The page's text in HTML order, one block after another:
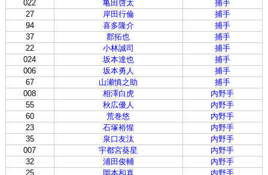
022
亀田啓太
捕手
27
岸田行倫
捕手
94
喜多隆介
捕手
37
郡拓也
捕手
22
小林誠司
捕手
024
坂本達也
捕手
006
坂本勇人
捕手
67
山瀬慎之助
捕手
008
相澤白虎
内野手
55
秋広優人
内野手
60
荒巻悠
内野手
23
石塚裕惺
内野手
35
泉口友汰
内野手
007
宇都宮葵星
内野手
32
浦田俊輔
内野手
25
岡本和真
内野手